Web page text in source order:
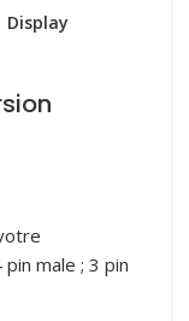
Display
male ; 3 pin